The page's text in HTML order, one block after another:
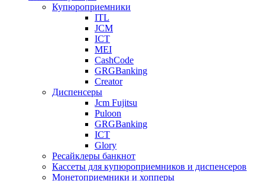
Купюроприемники
ITL
JCM
ICT
MEI
CashCode
GRGBanking
Creator
Диспенсеры
Jcm Fujitsu
Puloon
GRGBanking
ICT
Glory
Ресайклеры банкнот
Кассеты для купюроприемников и диспенсеров
Монетоприемники и хопперы